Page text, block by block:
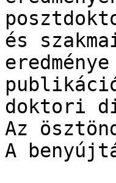
és
doktori
Az
A